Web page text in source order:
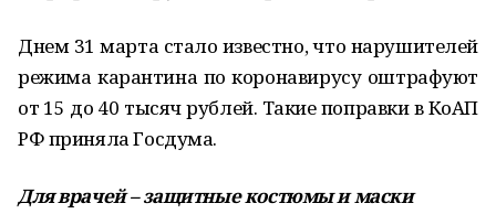
Днем 31 марта стало известно, что нарушителей
режима карантина по коронавирусу оштрафуют
от 15 до 40 тысяч рублей. Такие поправки в КоАП
РФ приняла Госдума.
Для врачей – защитные костюмы и маски